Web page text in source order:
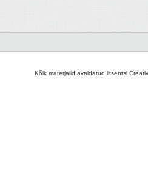
Kõik materjalid avaldatud litsentsi